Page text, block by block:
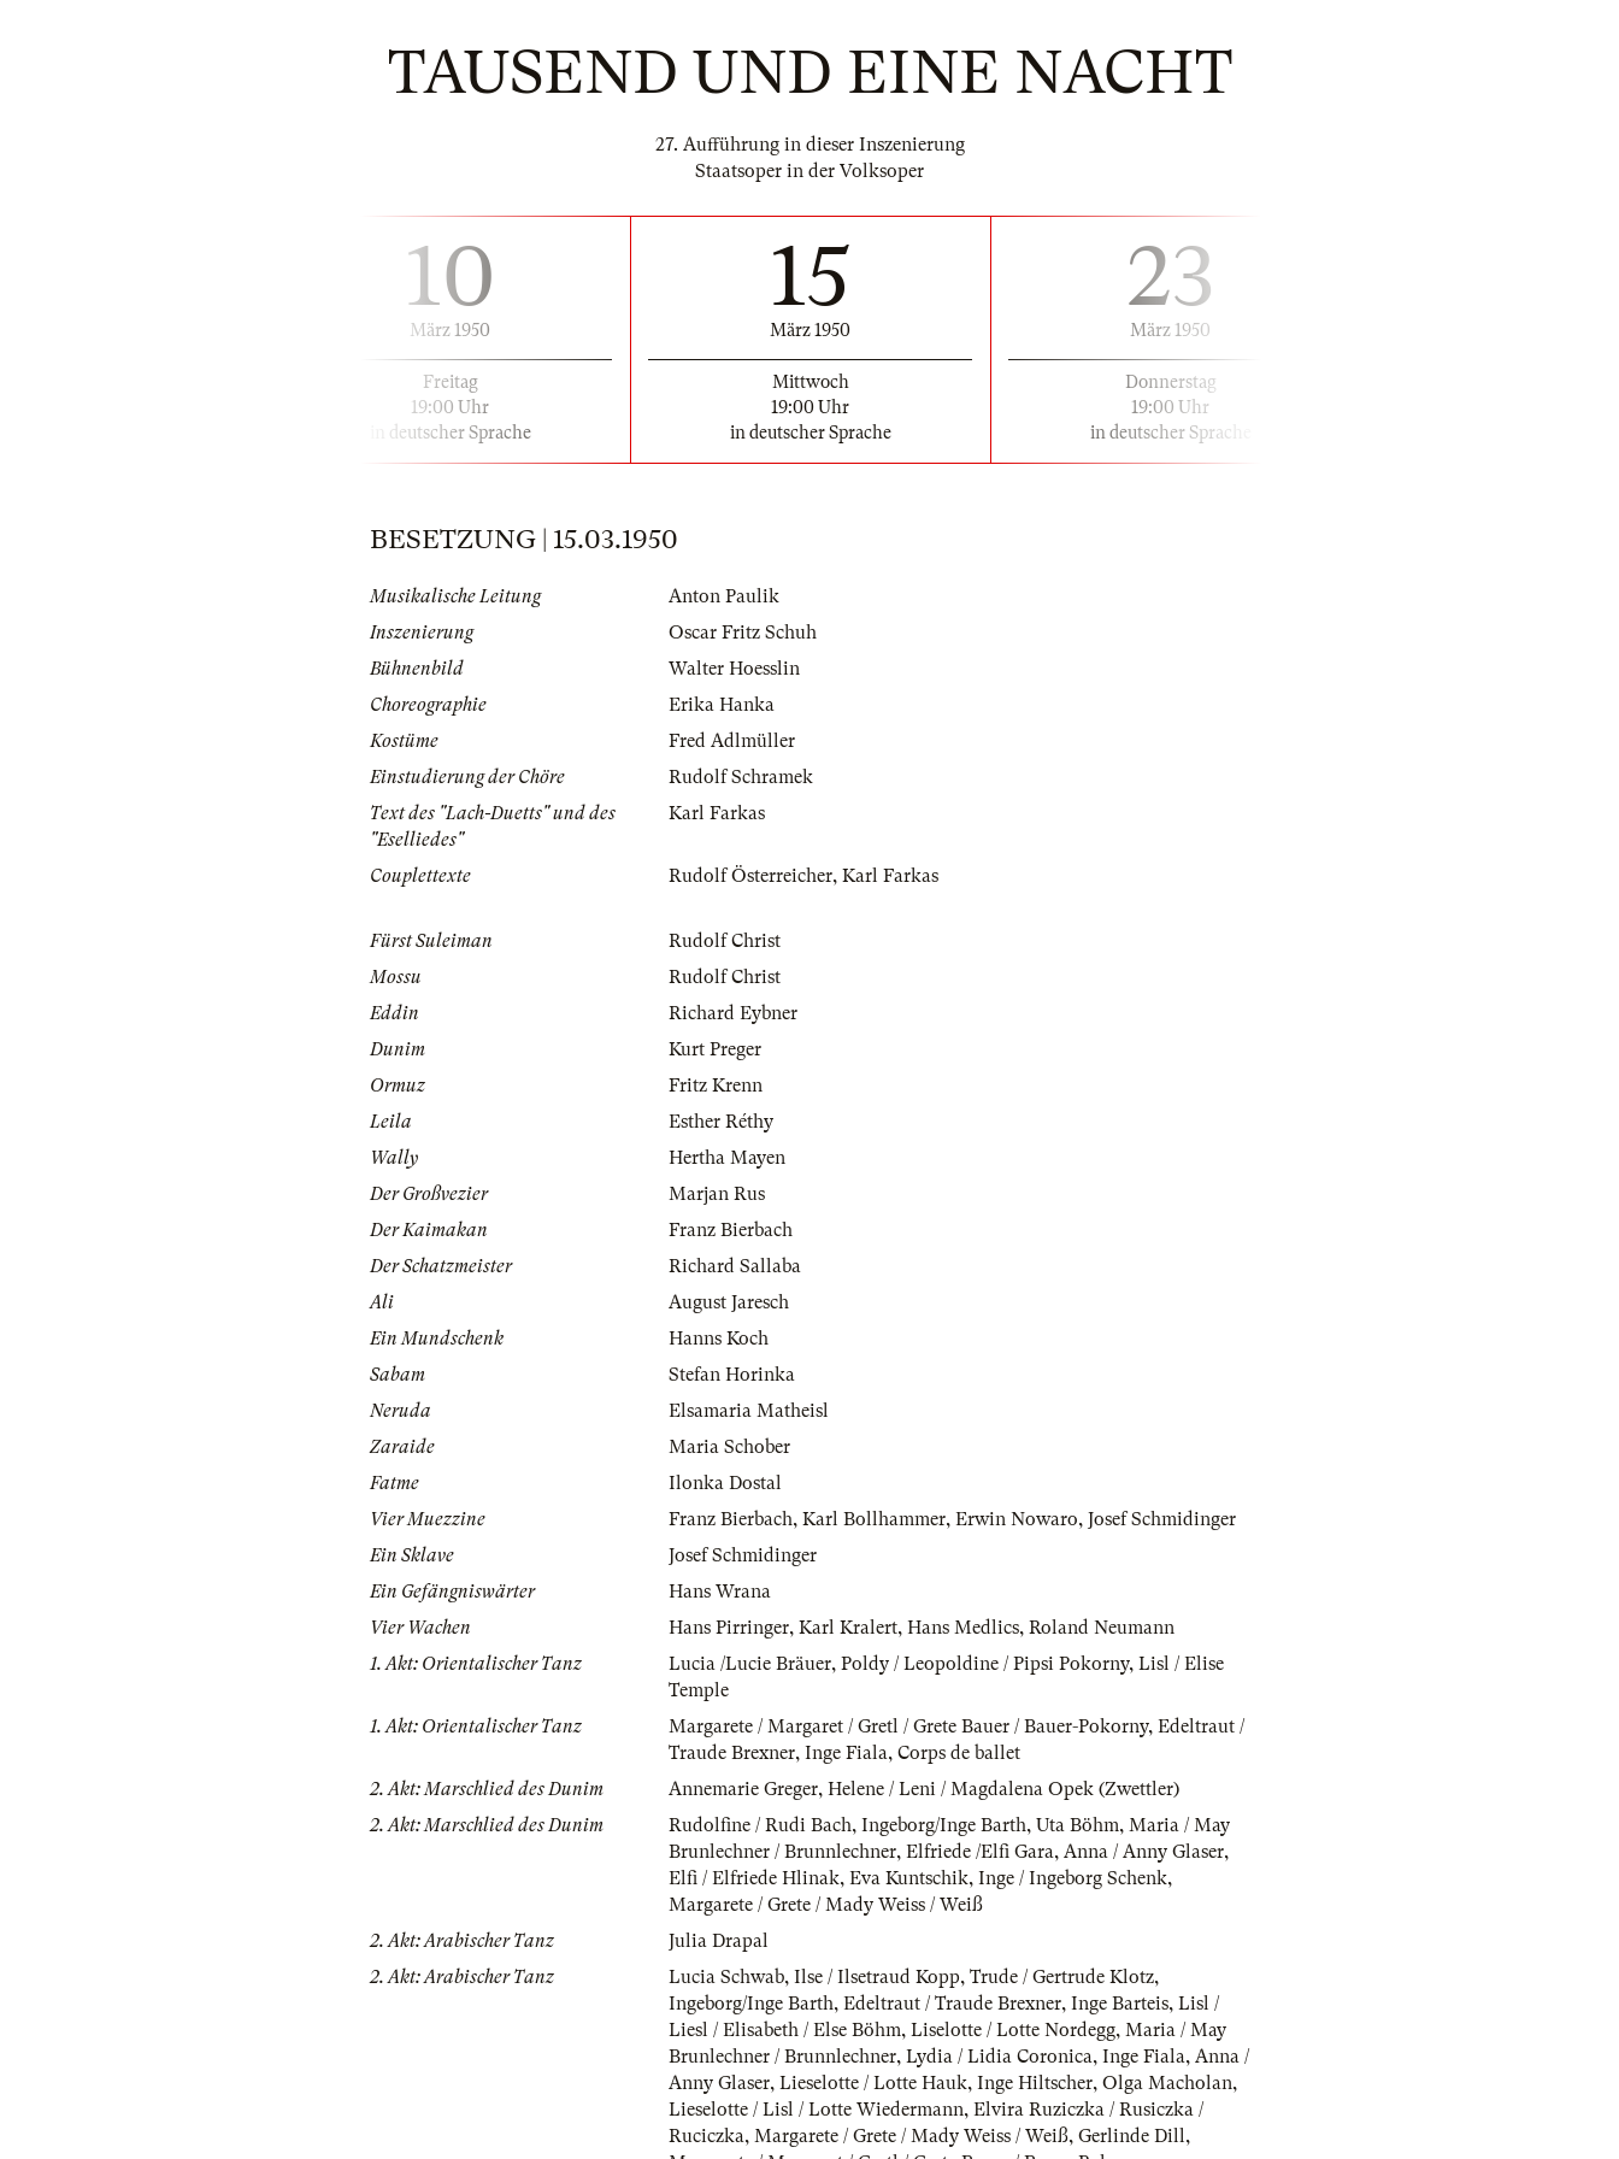
TAUSEND UND EINE NACHT
27. Aufführung in dieser Inszenierung
Staatsoper in der Volksoper
10
März 1950
Freitag
19:00 Uhr
in deutscher Sprache
15
März 1950
Mittwoch
19:00 Uhr
in deutscher Sprache
23
März 1950
Donnerstag
19:00 Uhr
in deutscher Sprache
BESETZUNG | 15.03.1950
Musikalische Leitung
Anton Paulik
Inszenierung
Oscar Fritz Schuh
Bühnenbild
Walter Hoesslin
Choreographie
Erika Hanka
Kostüme
Fred Adlmüller
Einstudierung der Chöre
Rudolf Schramek
Text des "Lach-Duetts" und des
"Eselliedes"
Karl Farkas
Couplettexte Rudolf Österreicher, Karl Farkas
Fürst Suleiman
Rudolf Christ
Mossu
Rudolf Christ
Eddin
Richard Eybner
Dunim
Kurt Preger
Ormuz
Fritz Krenn
Leila
Esther Réthy
Wally
Hertha Mayen
Der Großvezier
Marjan Rus
Der Kaimakan
Franz Bierbach
Der Schatzmeister
Richard Sallaba
Ali
August Jaresch
Ein Mundschenk
Hanns Koch
Sabam
Stefan Horinka
Neruda
Elsamaria Matheisl
Zaraide
Maria Schober
Fatme
Ilonka Dostal
Vier Muezzine
Franz Bierbach, Karl Bollhammer, Erwin Nowaro, Josef Schmidinger
Ein Sklave
Josef Schmidinger
Ein Gefängniswärter
Hans Wrana
Vier Wachen
Hans Pirringer, Karl Kralert, Hans Medlics, Roland Neumann
1. Akt: Orientalischer Tanz
Lucia /Lucie Bräuer, Poldy / Leopoldine / Pipsi Pokorny, Lisl / Elise
Temple
1. Akt: Orientalischer Tanz
Margarete / Margaret / Gretl / Grete Bauer / Bauer-Pokorny, Edeltraut /
Traude Brexner, Inge Fiala, Corps de ballet
2. Akt: Marschlied des Dunim
Annemarie Greger, Helene / Leni / Magdalena Opek (Zwettler)
2. Akt: Marschlied des Dunim
Rudolfine / Rudi Bach, Ingeborg/Inge Barth, Uta Böhm, Maria / May
Brunlechner / Brunnlechner, Elfriede /Elfi Gara, Anna / Anny Glaser,
Elfi / Elfriede Hlinak, Eva Kuntschik, Inge / Ingeborg Schenk,
Margarete / Grete / Mady Weiss / Weiß
2. Akt: Arabischer Tanz
Julia Drapal
2. Akt: Arabischer Tanz
Lucia Schwab, Ilse / Ilsetraud Kopp, Trude / Gertrude Klotz,
Ingeborg/Inge Barth, Edeltraut / Traude Brexner, Inge Barteis, Lisl /
Liesl / Elisabeth / Else Böhm, Liselotte / Lotte Nordegg, Maria / May
Brunlechner / Brunnlechner, Lydia / Lidia Coronica, Inge Fiala, Anna /
Anny Glaser, Lieselotte / Lotte Hauk, Inge Hiltscher, Olga Macholan,
Lieselotte / Lisl / Lotte Wiedermann, Elvira Ruziczka / Rusiczka /
Ruciczka, Margarete / Grete / Mady Weiss / Weiß, Gerlinde Dill,